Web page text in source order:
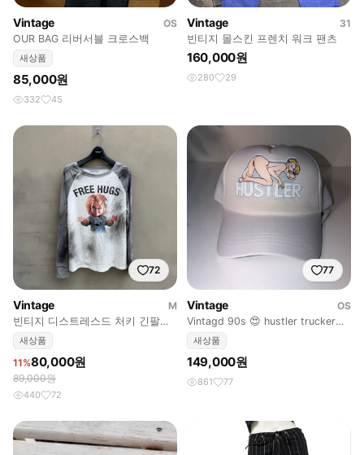
Vintage
OS
OUR BAG 리버서블 크로스백
새상품
85,000원
332 45
Vintage
31
빈티지 몰스킨 프렌치 워크 팬츠
160,000원
280 29
72
Vintage
M
빈티지 디스트레스드 처키 긴팔티
셔츠
새상품
11%80,000원
89,000원
440 72
77
Vintage
OS
Vintagd 90s 😍 hustler trucker
pornstar
새상품
149,000원
861 77